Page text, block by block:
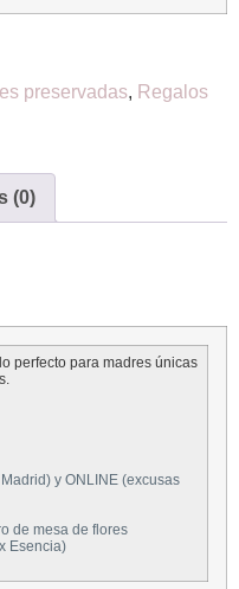
preservadas, Regalos
(0)
perfecto para madres únicas
y ONLINE (excusas
de mesa de flores
Esencia)